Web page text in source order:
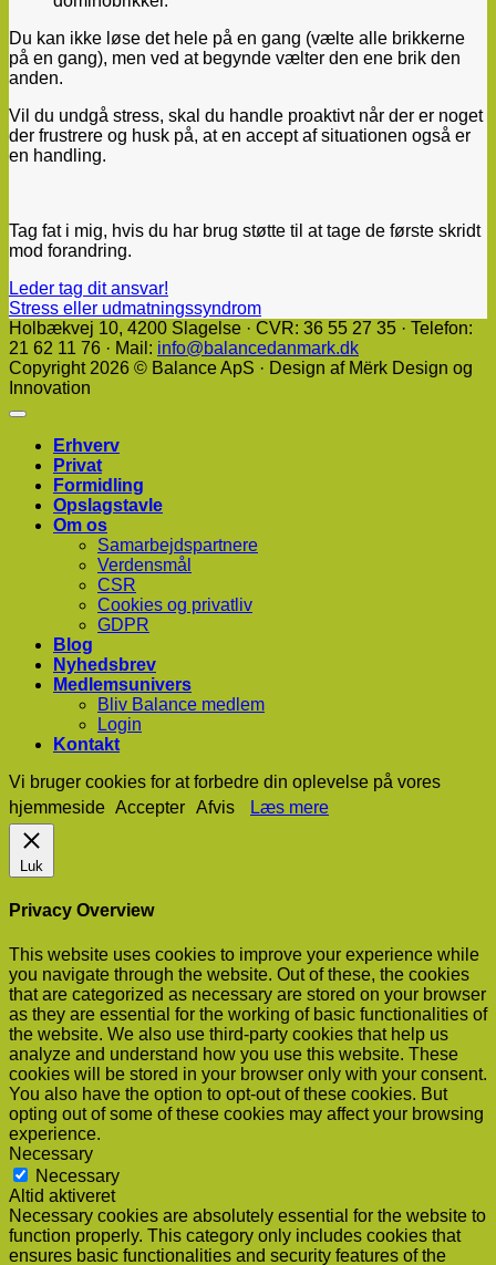
Du kan ikke løse det hele på en gang (vælte alle brikkerne
på en gang), men ved at begynde vælter den ene brik den
anden.
Vil du undgå stress, skal du handle proaktivt når der er noget
der frustrere og husk på, at en accept af situationen også er
en handling.
Tag fat i mig, hvis du har brug støtte til at tage de første skridt
mod forandring.
Leder tag dit ansvar!
Stress eller udmatningssyndrom
Holbækvej 10, ​4200 Slagelse · CVR: 36 55 27 35 · Telefon:
21 62 11 76 · Mail: info@balancedanmark.dk
Copyright 2026 © Balance ApS · Design af Mërk Design og
Innovation
Erhverv
Privat
Formidling
Opslagstavle
Om os
Samarbejdspartnere
Verdensmål
CSR
Cookies og privatliv
GDPR
Blog
Nyhedsbrev
Medlemsunivers
Bliv Balance medlem
Login
Kontakt
Vi bruger cookies for at forbedre din oplevelse på vores
hjemmeside Accepter Afvis Læs mere
Luk
Privacy Overview
This website uses cookies to improve your experience while
you navigate through the website. Out of these, the cookies
that are categorized as necessary are stored on your browser
as they are essential for the working of basic functionalities of
the website. We also use third-party cookies that help us
analyze and understand how you use this website. These
cookies will be stored in your browser only with your consent.
You also have the option to opt-out of these cookies. But
opting out of some of these cookies may affect your browsing
experience.
Necessary
Necessary
Altid aktiveret
Necessary cookies are absolutely essential for the website to
function properly. This category only includes cookies that
ensures basic functionalities and security features of the